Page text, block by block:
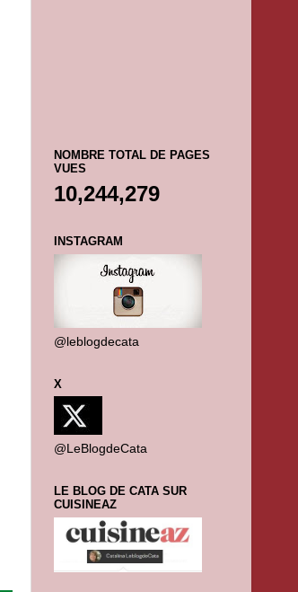
NOMBRE TOTAL DE PAGES
VUES
10,244,279
INSTAGRAM
@leblogdecata
X
@LeBlogdeCata
LE BLOG DE CATA SUR
CUISINEAZ